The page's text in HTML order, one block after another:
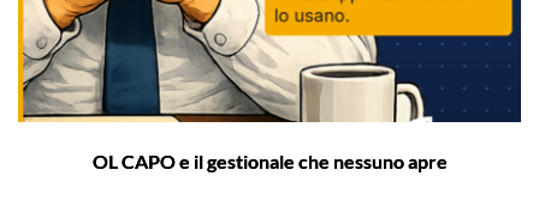
OL CAPO e il gestionale che nessuno apre